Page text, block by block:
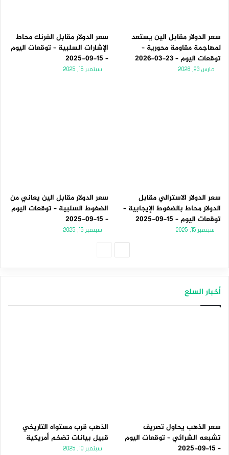
سعر الدولار مقابل الين يستعد
لمهاجمة مقاومة محورية –
توقعات اليوم – 23-03-2026
مارس 23, 2026
سعر الدولار مقابل الفرنك محاط
الإشارات السلبية – توقعات اليوم
– 15-09-2025
سبتمبر 15, 2025
سعر الدولار الاسترالي مقابل
الدولار محاط بالضغوط الإيجابية –
توقعات اليوم – 15-09-2025
سبتمبر 15, 2025
سعر الدولار مقابل الين يعاني من
الضغوط السلبية – توقعات اليوم
– 15-09-2025
سبتمبر 15, 2025
أخبار السلع
سعر الذهب يحاول تصريف
تشبعه الشرائي – توقعات اليوم
– 15-09-2025
الذهب قرب مستواه التاريخي
قبيل بيانات تضخم أمريكية
سبتمبر 10, 2025